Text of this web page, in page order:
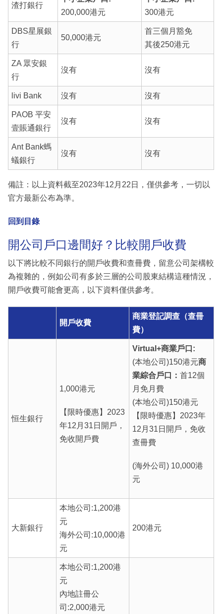
渣打銀行
200,000港元
300港元
DBS星展銀
行
50,000港元
首三個月豁免
其後250港元
ZA 眾安銀
行
沒有 沒有
livi Bank 沒有 沒有
PAOB 平安
壹賬通銀行
沒有 沒有
Ant Bank螞
蟻銀行
沒有 沒有
備註：以上資料截至2023年12月22日，僅供參考，一切以
官方最新公布為準。
回到目錄
開公司戶口邊間好？比較開戶收費
以下將比較不同銀行的開戶收費和查冊費，留意公司架構較
為複雜的，例如公司有多於三層的公司股東結構這種情況，
開戶收費可能會更高，以下資料僅供參考。
開戶收費
商業登記調查（查冊
費）
恒生銀行
1,000港元
【限時優惠】2023
年12月31日開戶，
免收開戶費
Virtual+商業戶口:
(本地公司)150港元商
業綜合戶口： 首12個
月免月費
(本地公司)150港元
【限時優惠】2023年
12月31日開戶，免收
查冊費
(海外公司) 10,000港
元
大新銀行
本地公司:1,200港
元
海外公司:10,000港
元
200港元
本地公司:1,200港
元
內地註冊公
司:2,000港元